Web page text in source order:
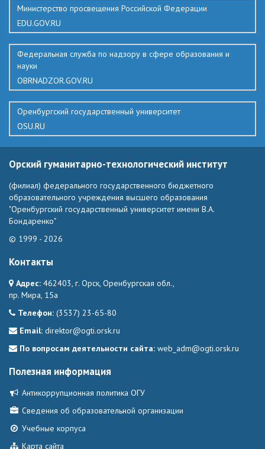
Министерство просвещения Российской Федерации
EDU.GOV.RU
Федеральная служба по надзору в сфере образования и
науки
OBRNADZOR.GOV.RU
Оренбургский государственный университет
OSU.RU
Орский гуманитарно-технологический институт
(филиал) федерального государственного бюджетного
образовательного учреждения высшего образования
"Оренбургский государственный университет имени В.А.
Бондаренко"
© 1999 - 2026
Контакты
Адрес: 462403, г. Орск, Оренбургская обл.,
пр. Мира, 15а
Телефон: (3537) 23-65-80
Email: direktor@ogti.orsk.ru
По вопросам деятельности сайта: web_adm@ogti.orsk.ru
Полезная информация
Антикоррупционная политика ОГУ
Сведения об образовательной организации
Учебные корпуса
Карта сайта